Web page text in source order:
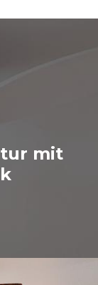
mit